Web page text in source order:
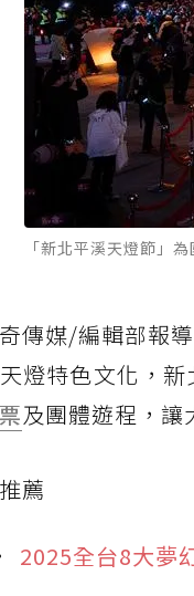
「新北平溪天燈節」
奇傳媒/編輯部報
燈特色文化，
及團體遊程，讓
薦
2025全台8大夢